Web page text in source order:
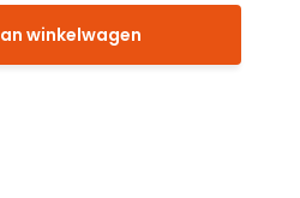
winkelwagen